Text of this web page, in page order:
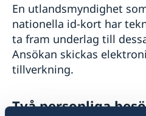
En utlandsmyndighet
nationella id-kort har
ta fram underlag till
Ansökan skickas
tillverkning.
Två personliga